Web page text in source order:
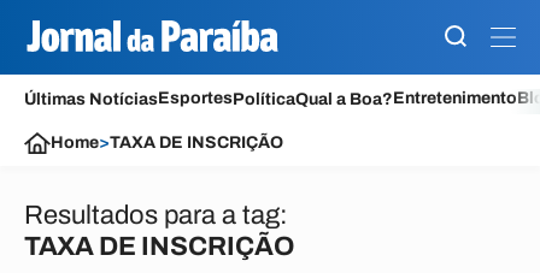
Últimas NotíciasEsportesPolíticaQual a Boa?Entretenimento
Home>TAXA DE INSCRIÇÃO
Resultados para a tag:
TAXA DE INSCRIÇÃO